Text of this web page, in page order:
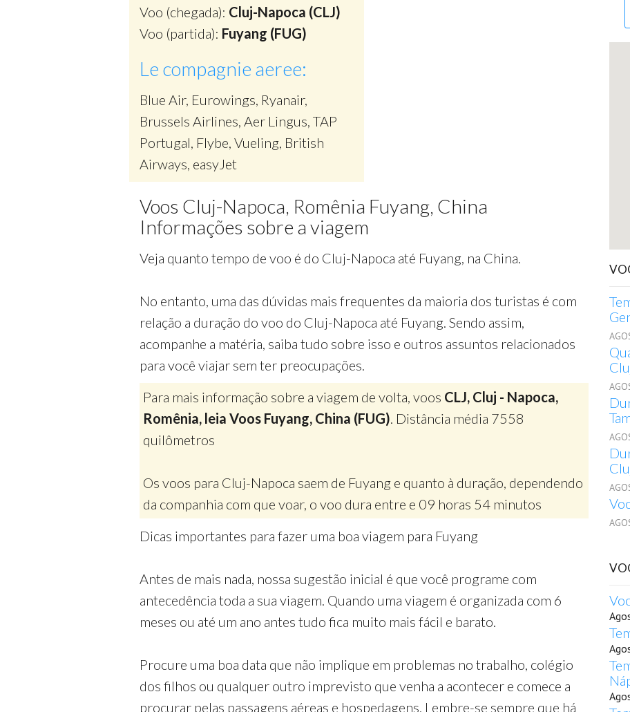
Voo (chegada): Cluj-Napoca (CLJ)
Voo (partida): Fuyang (FUG)
Le compagnie aeree:
Blue Air, Eurowings, Ryanair,
Brussels Airlines, Aer Lingus, TAP
Portugal, Flybe, Vueling, British
Airways, easyJet
Voos Cluj-Napoca, Romênia Fuyang, China
Informações sobre a viagem
Veja quanto tempo de voo é do Cluj-Napoca até Fuyang, na China.
No entanto, uma das dúvidas mais frequentes da maioria dos turistas é com
relação a duração do voo do Cluj-Napoca até Fuyang. Sendo assim,
acompanhe a matéria, saiba tudo sobre isso e outros assuntos relacionados
para você viajar sem ter preocupações.
Para mais informação sobre a viagem de volta, voos CLJ, Cluj - Napoca,
Romênia, leia Voos Fuyang, China (FUG). Distância média 7558
quilômetros
Os voos para Cluj-Napoca saem de Fuyang e quanto à duração, dependendo
da companhia com que voar, o voo dura entre e 09 horas 54 minutos
Dicas importantes para fazer uma boa viagem para Fuyang
Antes de mais nada, nossa sugestão inicial é que você programe com
antecedência toda a sua viagem. Quando uma viagem é organizada com 6
meses ou até um ano antes tudo fica muito mais fácil e barato.
Procure uma boa data que não implique em problemas no trabalho, colégio
dos filhos ou qualquer outro imprevisto que venha a acontecer e comece a
procurar pelas passagens aéreas e hospedagens. Lembre-se sempre que há